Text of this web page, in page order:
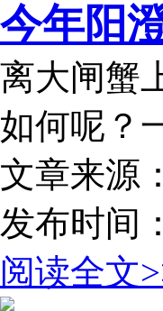
今年阳
离大闸蟹
如何呢？
文章来源
发布时间
阅读全文